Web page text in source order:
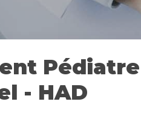
- HAD